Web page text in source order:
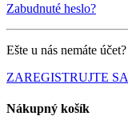
Zabudnuté heslo?
Ešte u nás nemáte účet?
ZAREGISTRUJTE SA
Nákupný košík